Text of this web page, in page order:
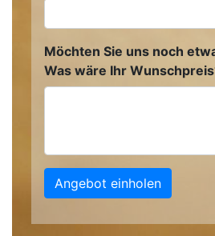
Möchten Sie uns noch
Was wäre Ihr
Angebot einholen